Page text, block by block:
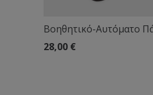
Βοηθητικό-Αυτόματο
28,00 €